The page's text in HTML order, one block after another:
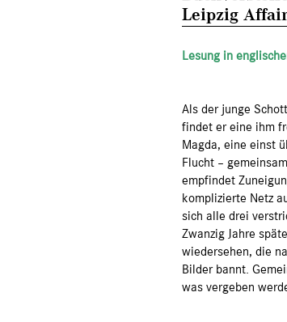
Leipzig
Lesung in
Als der junge
findet er eine ihm
Magda, eine einst
Flucht –
empfindet
komplizierte Netz
sich alle drei
Zwanzig Jahre
wiedersehen, die
Bilder bannt.
was vergeben